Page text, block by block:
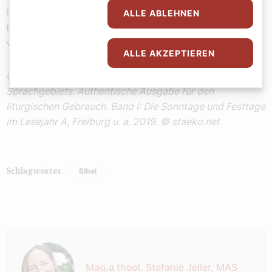
habe. Ebenso wird mein himmlischer Vater euch
behandeln, wenn nicht jeder seinem Bruder von Herzen
vergibt.
Quelle: Lektionar für die Bistümer des deutschen
Sprachgebiets. Authentische Ausgabe für den
liturgischen Gebrauch. Band I: Die Sonntage und Festtage
im Lesejahr A, Freiburg u. a. 2019. © staeko.net
Schlagwörter Bibel
Mag.a theol. Stefanie Jeller, MAS
ALLE ABLEHNEN
ALLE AKZEPTIEREN